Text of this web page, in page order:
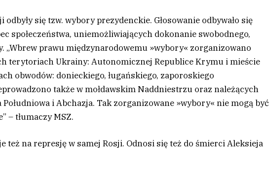
odbyły się tzw. wybory prezydenckie. Głosowanie odbywało się
społeczeństwa, uniemożliwiających dokonanie swobodnego,
„Wbrew prawu międzynarodowemu »wybory« zorganizowano
terytoriach Ukrainy: Autonomicznej Republice Krymu i mieście
obwodów: donieckiego, ługańskiego, zaporoskiego
także w mołdawskim Naddniestrzu oraz należących
i Abchazja. Tak zorganizowane »wybory« nie mogą być
– tłumaczy MSZ.
też na represję w samej Rosji. Odnosi się też do śmierci Aleksieja